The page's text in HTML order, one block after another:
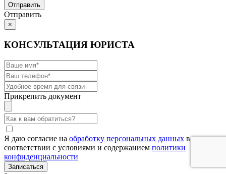
Отправить
×
КОНСУЛЬТАЦИЯ ЮРИСТА
Прикрепить документ
Я даю согласие на обработку персональных данных в
соответствии с условиями и содержанием политики
конфиденциальности